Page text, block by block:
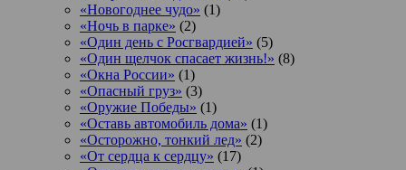
«Новогоднее чудо» (1)
«Ночь в парке» (2)
«Один день с Росгвардией» (5)
«Один щелчок спасает жизнь!» (8)
«Окна России» (1)
«Опасный груз» (3)
«Оружие Победы» (1)
«Оставь автомобиль дома» (1)
«Осторожно, тонкий лед» (2)
«От сердца к сердцу» (17)